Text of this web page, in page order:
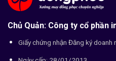
Chủ Quản: Công ty cổ phần
Giấy chứng nhận Đăng ký